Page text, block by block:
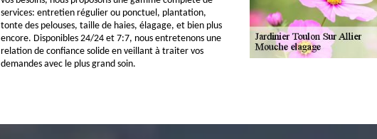
services: entretien régulier ou ponctuel, plantation,
tonte des pelouses, taille de haies, élagage, et bien plus
encore. Disponibles 24/24 et 7:7, nous entretenons une
relation de confiance solide en veillant à traiter vos
demandes avec le plus grand soin.